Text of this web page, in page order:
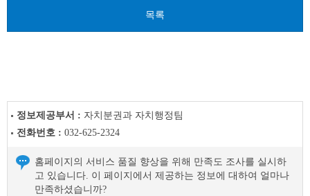
글
목록
정보제공부서 : 자치분권과 자치행정팀
전화번호 : 032-625-2324
홈페이지의 서비스 품질 향상을 위해 만족도 조사를 실시하
고 있습니다. 이 페이지에서 제공하는 정보에 대하여 얼마나
만족하셨습니까?